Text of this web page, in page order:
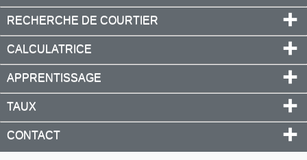
RECHERCHE DE COURTIER
CALCULATRICE
APPRENTISSAGE
TAUX
CONTACT